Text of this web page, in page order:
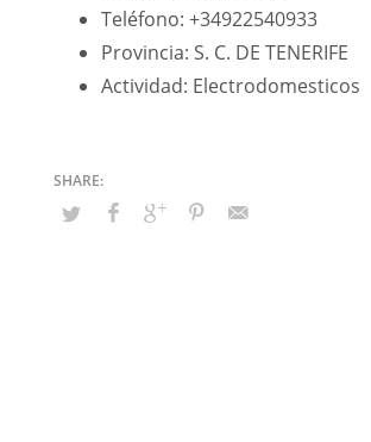
Teléfono: +34922540933
Provincia: S. C. DE TENERIFE
Actividad: Electrodomesticos